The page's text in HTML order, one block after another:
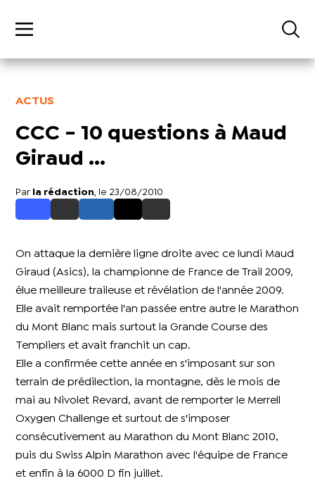
ACTUS
CCC - 10 questions à Maud
Giraud ...
Par la rédaction , le 23/08/2010
On attaque la dernière ligne droite avec ce lundi Maud
Giraud (Asics), la championne de France de Trail 2009,
élue meilleure traileuse et révélation de l'année 2009.
Elle avait remportée l'an passée entre autre le Marathon
du Mont Blanc mais surtout la Grande Course des
Templiers et avait franchit un cap.
Elle a confirmée cette année en s'imposant sur son
terrain de prédilection, la montagne, dès le mois de
mai au Nivolet Revard, avant de remporter le Merrell
Oxygen Challenge et surtout de s'imposer
consécutivement au Marathon du Mont Blanc 2010,
puis du Swiss Alpin Marathon avec l'équipe de France
et enfin à la 6000 D fin juillet.